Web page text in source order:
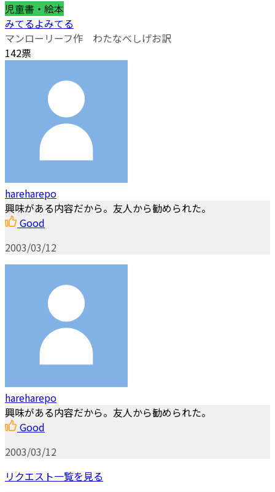
児童書・絵本
みてるよみてる
マンローリーフ作 わたなべしげお訳
142票
hareharepo
興味がある内容だから。友人から勧められた。
Good
2003/03/12
hareharepo
興味がある内容だから。友人から勧められた。
Good
2003/03/12
リクエスト一覧を見る